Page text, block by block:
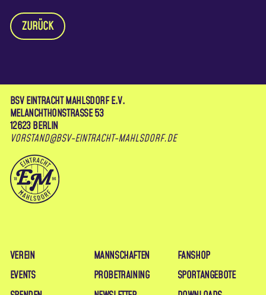
ZURÜCK
BSV EINTRACHT MAHLSDORF E.V.
MELANCHTHONSTRASSE 53
12623 BERLIN
VORSTAND@BSV-EINTRACHT-MAHLSDORF.DE
VEREIN MANNSCHAFTEN
FANSHOP
EVENTS
PROBETRAINING
SPORTANGEBOTE